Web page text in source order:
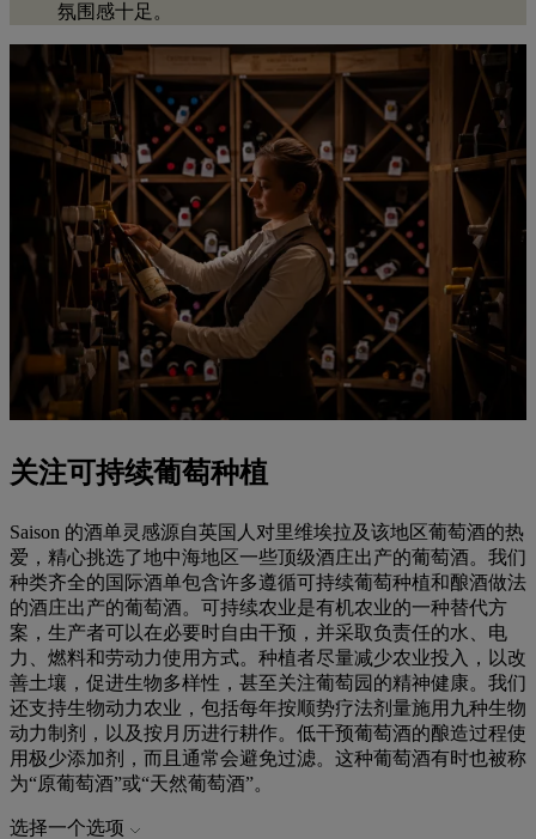
氛围感十足。
关注可持续葡萄种植
Saison 的酒单灵感源自英国人对里维埃拉及该地区葡萄酒的热
爱，精心挑选了地中海地区一些顶级酒庄出产的葡萄酒。我们
种类齐全的国际酒单包含许多遵循可持续葡萄种植和酿酒做法
的酒庄出产的葡萄酒。可持续农业是有机农业的一种替代方
案，生产者可以在必要时自由干预，并采取负责任的水、电
力、燃料和劳动力使用方式。种植者尽量减少农业投入，以改
善土壤，促进生物多样性，甚至关注葡萄园的精神健康。我们
还支持生物动力农业，包括每年按顺势疗法剂量施用九种生物
动力制剂，以及按月历进行耕作。低干预葡萄酒的酿造过程使
用极少添加剂，而且通常会避免过滤。这种葡萄酒有时也被称
为“原葡萄酒”或“天然葡萄酒”。
选择一个选项